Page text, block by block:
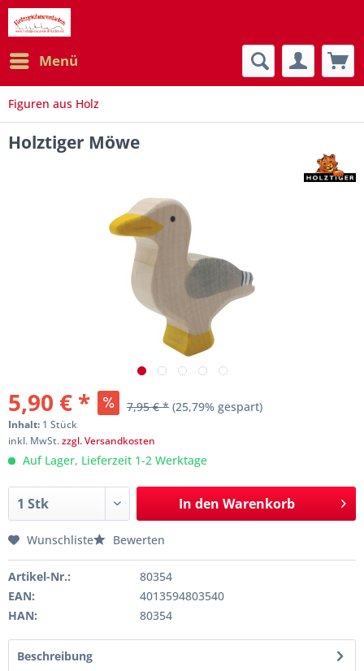
Menü
Figuren aus Holz
Holztiger Möwe
5,90 € * 7,95 € * (25,79% gespart)
Inhalt: 1 Stück
inkl. MwSt.zzgl. Versandkosten
Auf Lager, Lieferzeit 1-2 Werktage
In den Warenkorb
Wunschliste Bewerten
Artikel-Nr.:
80354
EAN:
4013594803540
HAN:
80354
Beschreibung